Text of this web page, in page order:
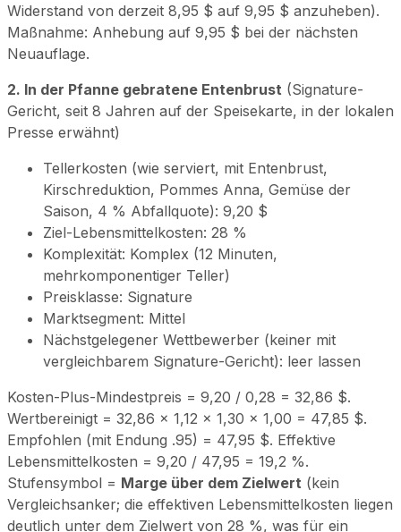
Widerstand von derzeit 8,95 $ auf 9,95 $ anzuheben).
Maßnahme: Anhebung auf 9,95 $ bei der nächsten
Neuauflage.
2. In der Pfanne gebratene Entenbrust (Signature-
Gericht, seit 8 Jahren auf der Speisekarte, in der lokalen
Presse erwähnt)
Tellerkosten (wie serviert, mit Entenbrust,
Kirschreduktion, Pommes Anna, Gemüse der
Saison, 4 % Abfallquote): 9,20 $
Ziel-Lebensmittelkosten: 28 %
Komplexität: Komplex (12 Minuten,
mehrkomponentiger Teller)
Preisklasse: Signature
Marktsegment: Mittel
Nächstgelegener Wettbewerber (keiner mit
vergleichbarem Signature-Gericht): leer lassen
Kosten-Plus-Mindestpreis = 9,20 / 0,28 = 32,86 $.
Wertbereinigt = 32,86 × 1,12 × 1,30 × 1,00 = 47,85 $.
Empfohlen (mit Endung .95) = 47,95 $. Effektive
Lebensmittelkosten = 9,20 / 47,95 = 19,2 %.
Stufensymbol = Marge über dem Zielwert (kein
Vergleichsanker; die effektiven Lebensmittelkosten liegen
deutlich unter dem Zielwert von 28 %, was für ein